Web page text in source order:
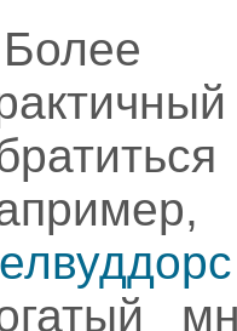
Более